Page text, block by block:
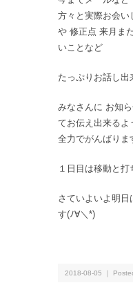
方々と実際お会い
や 修正点 来月ま
いことなど
たっぷりお話し出
みなさんに お知
てお伝え出来るよ
１日目は移動と打
さていよいよ明
す(ﾉ∀＼*)
2018-08-05 ｜